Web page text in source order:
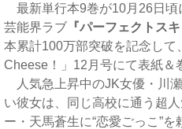
最新単行本9巻が10月26日頃
芸能界ラブ 『パーフェクトス
本累計100万部突破を記念して
Cheese！」12月号にて表紙＆
人気急上昇中のJK女優・川
い彼女は、同じ高校に通う超
ー・天馬蒼生に“恋愛ごっこ”